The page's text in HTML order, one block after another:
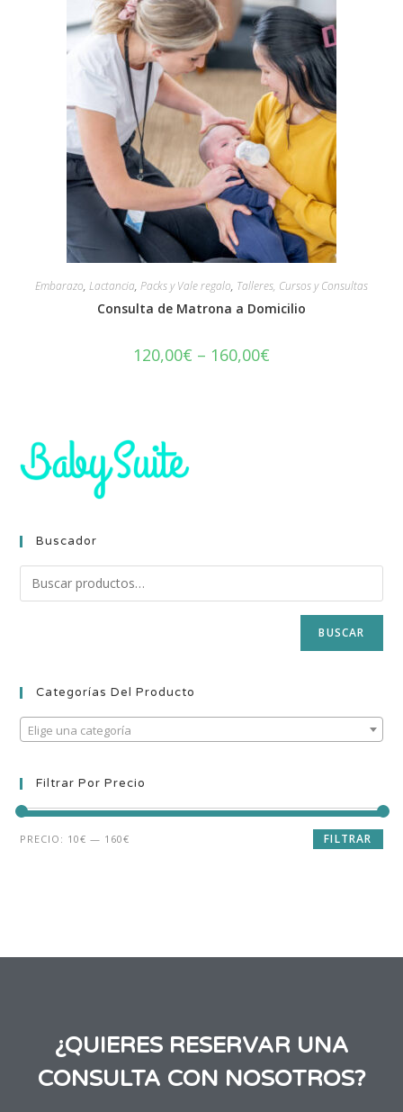
Embarazo, Lactancia, Packs y Vale regalo, Talleres, Cursos y Consultas
Consulta de Matrona a Domicilio
120,00€ – 160,00€
Buscador
BUSCAR
Categorías Del Producto
Elige una categoría
Filtrar Por Precio
FILTRAR
PRECIO: 10€ — 160€
¿QUIERES RESERVAR UNA
CONSULTA CON NOSOTROS?